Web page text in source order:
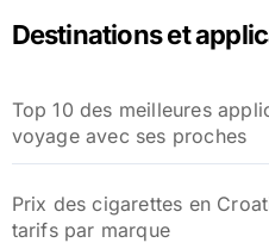
r
e
r
Destinations et
Top 10 des meilleures
voyage avec ses proches
Prix des cigarettes en
tarifs par marque